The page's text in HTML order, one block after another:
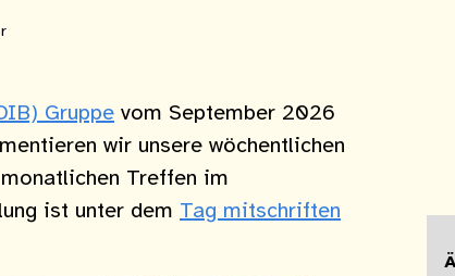
Gruppe vom September 2026
wir unsere wöchentlichen
Treffen im
ist unter dem Tag mitschriften